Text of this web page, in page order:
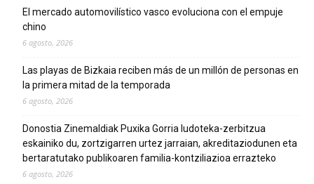
El mercado automovilístico vasco evoluciona con el empuje
chino
6 agosto, 2026
Las playas de Bizkaia reciben más de un millón de personas en
la primera mitad de la temporada
6 agosto, 2026
Donostia Zinemaldiak Puxika Gorria ludoteka-zerbitzua
eskainiko du, zortzigarren urtez jarraian, akreditaziodunen eta
bertaratutako publikoaren familia-kontziliazioa errazteko
6 agosto, 2026